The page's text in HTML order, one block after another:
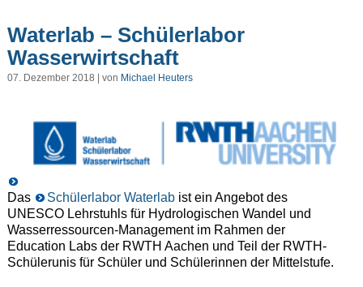
Waterlab – Schülerlabor
Wasserwirtschaft
07. Dezember 2018 | von Michael Heuters
Das Schülerlabor Waterlabist ein Angebot des
UNESCO Lehrstuhls für Hydrologischen Wandel und
Wasserressourcen-Management im Rahmen der
Education Labs der RWTH Aachen und Teil der RWTH-
Schülerunis für Schüler und Schülerinnen der Mittelstufe.